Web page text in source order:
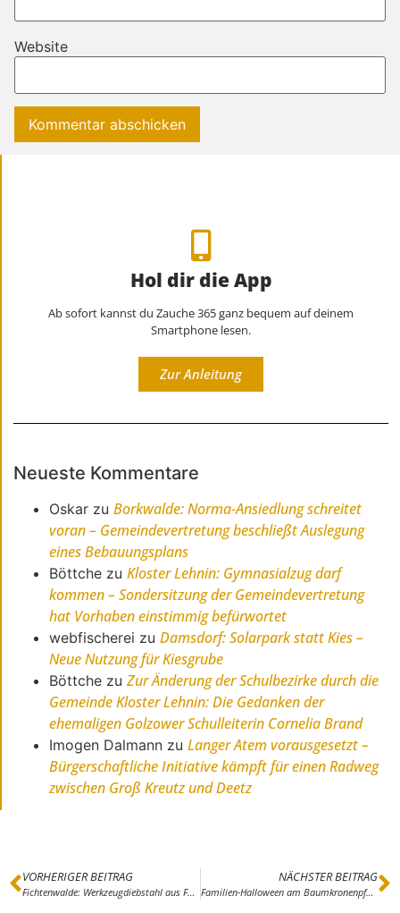
Website
Hol dir die App
Ab sofort kannst du Zauche 365 ganz bequem auf deinem
Smartphone lesen.
Zur Anleitung
Neueste Kommentare
Oskar zu Borkwalde: Norma-Ansiedlung schreitet
voran – Gemeindevertretung beschließt Auslegung
eines Bebauungsplans
Böttche zu Kloster Lehnin: Gymnasialzug darf
kommen – Sondersitzung der Gemeindevertretung
hat Vorhaben einstimmig befürwortet
webfischerei zu Damsdorf: Solarpark statt Kies –
Neue Nutzung für Kiesgrube
Böttche zuZur Änderung der Schulbezirke durch die
Gemeinde Kloster Lehnin: Die Gedanken der
ehemaligen Golzower Schulleiterin Cornelia Brand
Imogen Dalmann zu Langer Atem vorausgesetzt –
Bürgerschaftliche Initiative kämpft für einen Radweg
zwischen Groß Kreutz und Deetz
VORHERIGER BEITRAG
Fichtenwalde: Werkzeugdiebstahl aus Fahrzeugen
NÄCHSTER BEITRAG
Familien-Halloween am Baumkronenpfad in Beelitz-Heilstätten